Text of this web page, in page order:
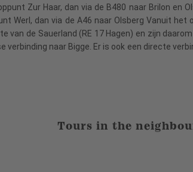
Zur Haar, dan via de B480 naar Brilon en
Werl, dan via de A46 naar Olsberg Vanuit
van de Sauerland (RE 17 Hagen) en zijn
naar Bigge. Er is ook een directe
Tours in the